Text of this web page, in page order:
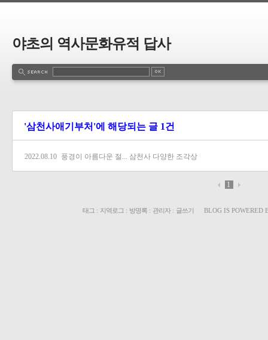
야초의 역사문화유적 답사
'삼천사애기부처'에 해당되는 글 1건
2022.08.10 풍경이 아름다운 절... 삼천사 다양한 조각상
1
태그 : 지역로그 : 방명록 : 관리자: 글쓰기 BLOG IS POWERED